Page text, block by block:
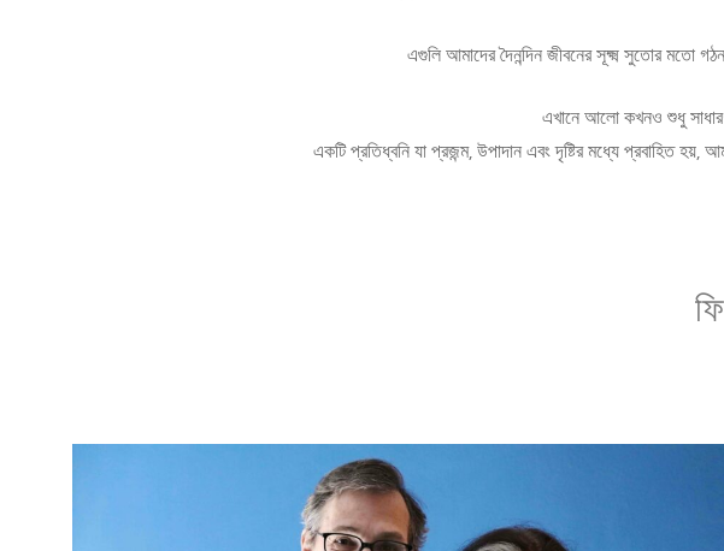
এগুলি আমাদের দৈনন্দিন জীবনের সূক্ষ্ম সুতোর মতো
এখানে আলো কখনও শুধু
একটি প্রতিধ্বনি যা প্রজন্ম, উপাদান এবং দৃষ্টির মধ্যে প্রবাহিত হয়,